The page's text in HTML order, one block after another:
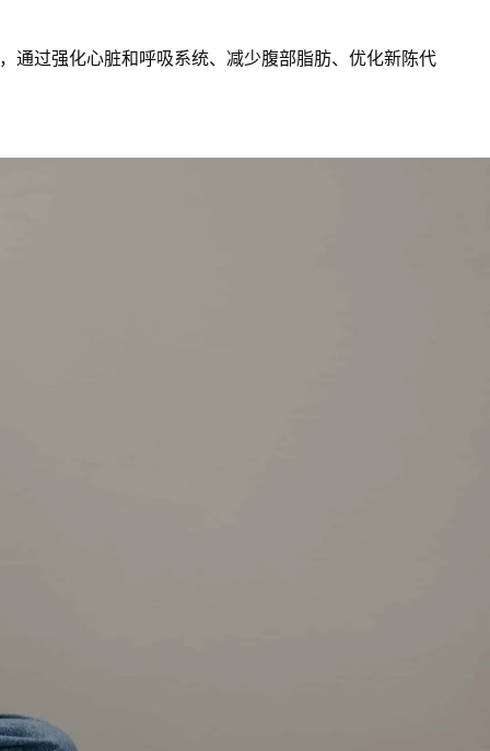
通过强化心脏和呼吸系统、减少腹部脂肪、优化新陈代